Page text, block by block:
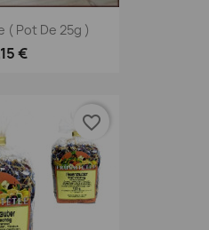
( Pot De 25g )
€
favorite_border